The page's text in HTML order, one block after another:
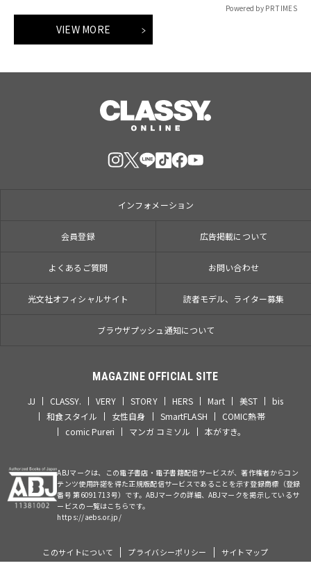
Powered by PR TIMES
VIEW MORE
インフォメーション
会員登録 広告掲載について
よくあるご質問 お問い合わせ
光文社オフィシャルサイト 読者モデル、ライター募集
ブラウザプッシュ通知について
MAGAZINE OFFICIAL SITE
JJ CLASSY. VERY STORY HERS Mart 美ST
bis
和食スタイル
女性自身 SmartFLASH
COMIC熱帯
comic Pureri
マンガ コミソル 本がすき。
ABJマークは、この電子書店・電子書籍配信サービスが、著作権者からコン
テンツ使用許諾を得た正規版配信サービスであることを示す登録商標（登録
番号 第6091713号）です。ABJマークの詳細、ABJマークを掲示しているサ
ービスの一覧はこちらです。
https://aebs.or.jp/
このサイトについて プライバシーポリシー サイトマップ